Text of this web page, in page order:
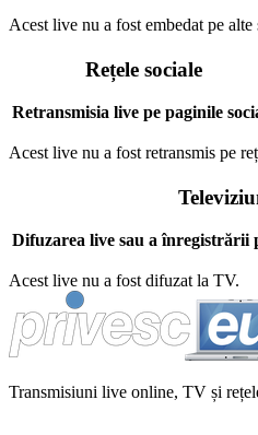
Acest live nu a fost embedat pe alte
Rețele sociale
Retransmisia live pe paginile
Acest live nu a fost retransmis pe
Difuzarea live sau a înregistrării
Acest live nu a fost difuzat la TV.
Transmisiuni live online, TV și